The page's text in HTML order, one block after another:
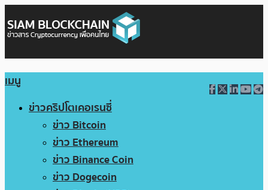
เมนู
ข่าวคริปโตเคอเรนซี่
ข่าว Bitcoin
ข่าว Ethereum
ข่าว Binance Coin
ข่าว Dogecoin